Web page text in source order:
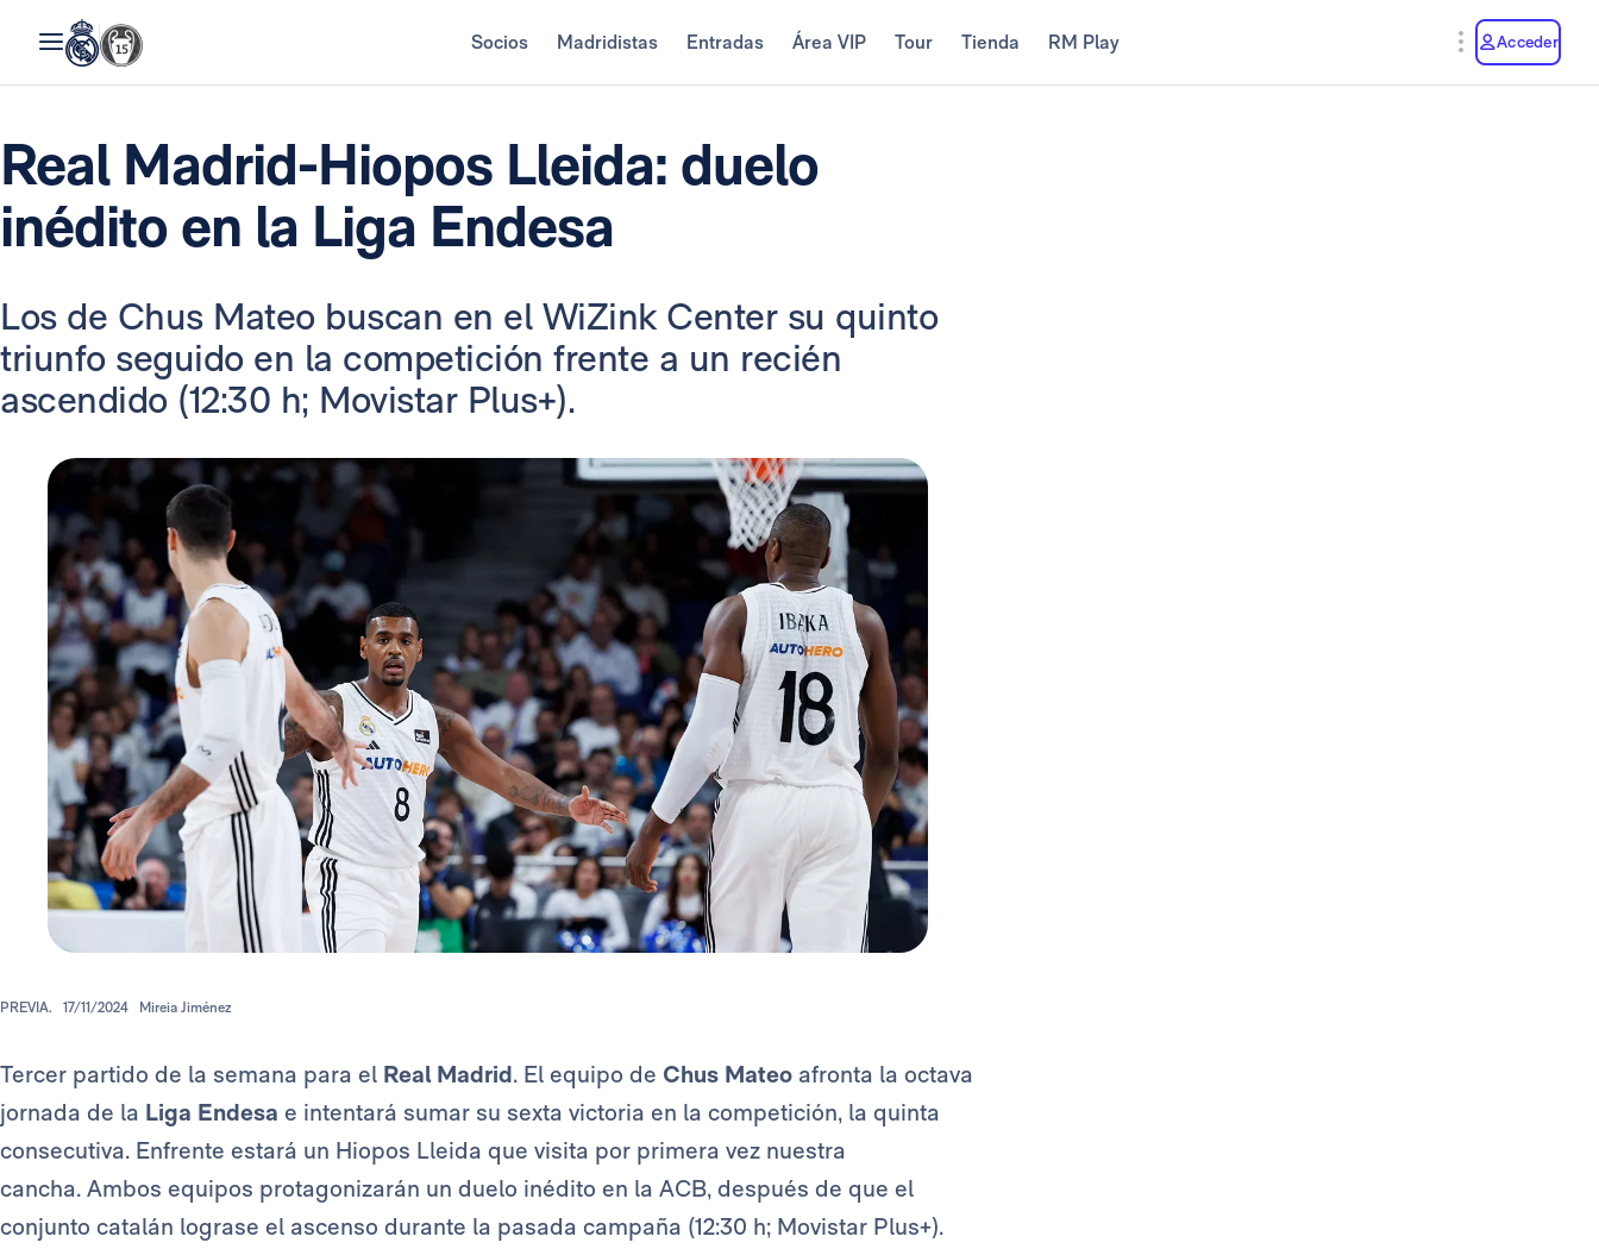
Socios Madridistas Entradas Área VIP Tour Tienda RM Play Acceder
Real Madrid-Hiopos Lleida: duelo
inédito en la Liga Endesa
Los de Chus Mateo buscan en el WiZink Center su quinto
triunfo seguido en la competición frente a un recién
ascendido (12:30 h; Movistar Plus+).
PREVIA. 17/11/2024 Mireia Jiménez
Tercer partido de la semana para el Real Madrid. El equipo de Chus Mateo afronta la octava
jornada de la Liga Endesa e intentará sumar su sexta victoria en la competición, la quinta
consecutiva. Enfrente estará un Hiopos Lleida que visita por primera vez nuestra
cancha. Ambos equipos protagonizarán un duelo inédito en la ACB, después de que el
conjunto catalán lograse el ascenso durante la pasada campaña (12:30 h; Movistar Plus+).